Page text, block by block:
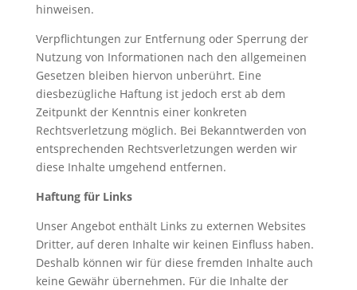
hinweisen.
Verpflichtungen zur Entfernung oder Sperrung der
Nutzung von Informationen nach den allgemeinen
Gesetzen bleiben hiervon unberührt. Eine
diesbezügliche Haftung ist jedoch erst ab dem
Zeitpunkt der Kenntnis einer konkreten
Rechtsverletzung möglich. Bei Bekanntwerden von
entsprechenden Rechtsverletzungen werden wir
diese Inhalte umgehend entfernen.
Haftung für Links
Unser Angebot enthält Links zu externen Websites
Dritter, auf deren Inhalte wir keinen Einfluss haben.
Deshalb können wir für diese fremden Inhalte auch
keine Gewähr übernehmen. Für die Inhalte der